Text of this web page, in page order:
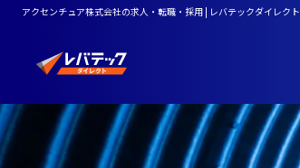
アクセンチュア株式会社の求人・転職・採用 | レバテックダイレクト